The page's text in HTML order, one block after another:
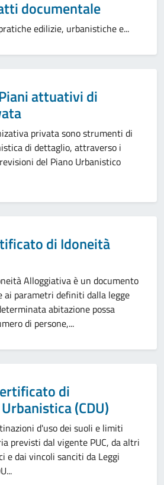
documentale
edilizie, urbanistiche e...
attuativi di
privata sono strumenti di
di dettaglio, attraverso i
del Piano Urbanistico
di Idoneità
Alloggiativa è un documento
ai parametri definiti dalla legge
abitazione possa
di persone,...
di
(CDU)
d'uso dei suoli e limiti
previsti dal vigente PUC, da altri
e dai vincoli sanciti da Leggi